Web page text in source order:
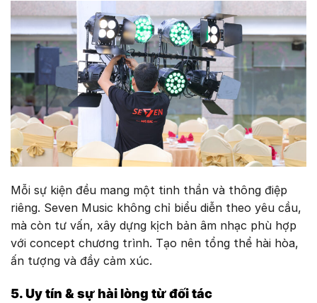
Mỗi sự kiện đều mang một tinh thần và thông điệp
riêng. Seven Music không chỉ biểu diễn theo yêu cầu,
mà còn tư vấn, xây dựng kịch bản âm nhạc phù hợp
với concept chương trình. Tạo nên tổng thể hài hòa,
ấn tượng và đầy cảm xúc.
5. Uy tín & sự hài lòng từ đối tác